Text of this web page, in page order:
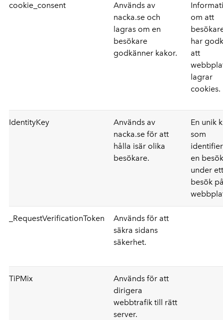
cookie_consent
Används av
nacka.se och
lagras om en
besökare
godkänner kakor.
om att
har
att
lagrar
cookies.
IdentityKey
Används av
nacka.se för att
hålla isär olika
besökare.
En unik
som
en
under ett
besök
_RequestVerificationToken
Används för att
säkra sidans
säkerhet.
TiPMix
Används för att
dirigera
webbtrafik till rätt
server.